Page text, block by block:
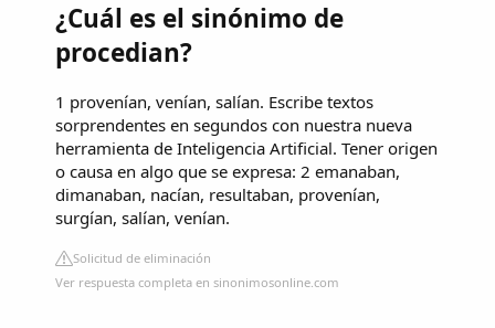
¿Cuál es el sinónimo de
procedian?
1 provenían, venían, salían. Escribe textos
sorprendentes en segundos con nuestra nueva
herramienta de Inteligencia Artificial. Tener origen
o causa en algo que se expresa: 2 emanaban,
dimanaban, nacían, resultaban, provenían,
surgían, salían, venían.
Solicitud de eliminación
Ver respuesta completa en sinonimosonline.com